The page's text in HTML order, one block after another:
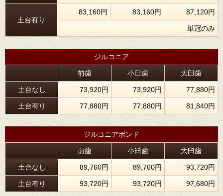
土台有り
83,160円 83,160円 87,120円
単冠のみ
ジルコニア
前歯 小臼歯 大臼歯
土台なし 73,920円 73,920円 77,880円
土台有り 77,880円 77,880円 81,840円
ジルコニアボンド
前歯 小臼歯 大臼歯
土台なし 89,760円 89,760円 93,720円
土台有り 93,720円 93,720円 97,680円